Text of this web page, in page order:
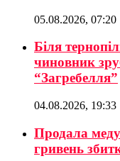
05.08.2026, 07:20
Біля
чиновник
“Загребелля”
04.08.2026, 19:33
Продала меду
гривень